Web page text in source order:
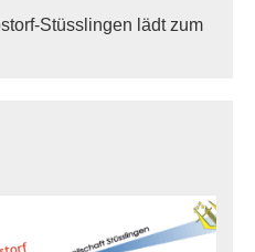
Stüsslingen lädt zum